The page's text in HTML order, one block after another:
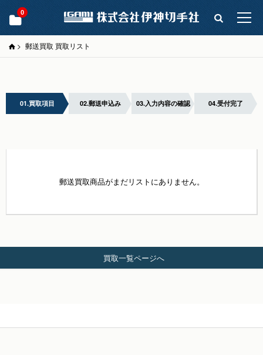
0
> 郵送買取 買取リスト
01.買取項目 02.郵送申込み 03.入力内容の確認 04.受付完了
郵送買取商品がまだリストにありません。
買取一覧ページへ